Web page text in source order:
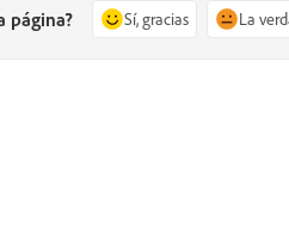
página? Sí, gracias La